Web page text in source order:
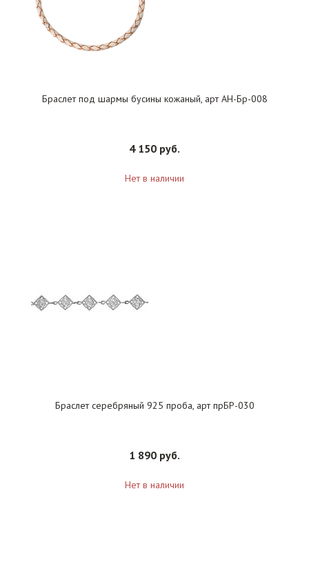
Браслет под шармы бусины кожаный, арт АН-Бр-008
4 150 руб.
Нет в наличии
Браслет серебряный 925 проба, арт прБР-030
1 890 руб.
Нет в наличии